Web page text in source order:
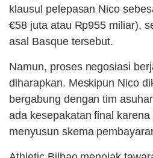
klausul pelepasan Nico
€58 juta atau Rp955 miliar),
asal Basque tersebut.
Namun, proses negosiasi
diharapkan. Meskipun Nico
bergabung dengan tim
ada kesepakatan final
menyusun skema